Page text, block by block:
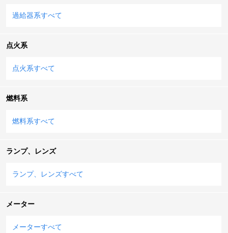
過給器系すべて
点火系
点火系すべて
燃料系
燃料系すべて
ランプ、レンズ
ランプ、レンズすべて
メーター
メーターすべて